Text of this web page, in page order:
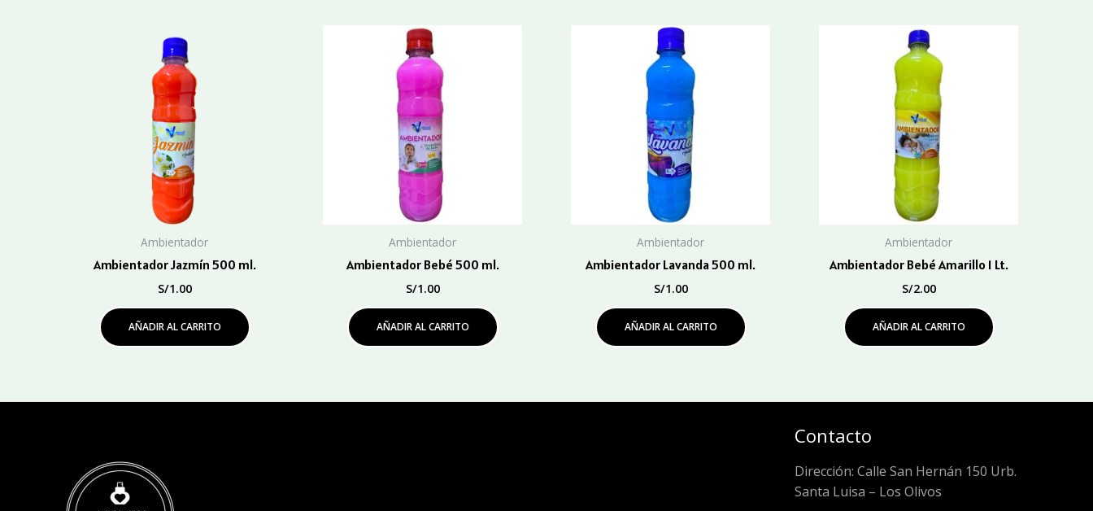
Ambientador
Ambientador Jazmín 500 ml.
S/1.00
AÑADIR AL CARRITO
Ambientador
Ambientador Bebé 500 ml.
S/1.00
AÑADIR AL CARRITO
Ambientador
Ambientador Lavanda 500 ml.
S/1.00
AÑADIR AL CARRITO
Ambientador
Ambientador Bebé Amarillo 1 Lt.
S/2.00
AÑADIR AL CARRITO
Contacto
Dirección: Calle San Hernán 150 Urb.
Santa Luisa – Los Olivos